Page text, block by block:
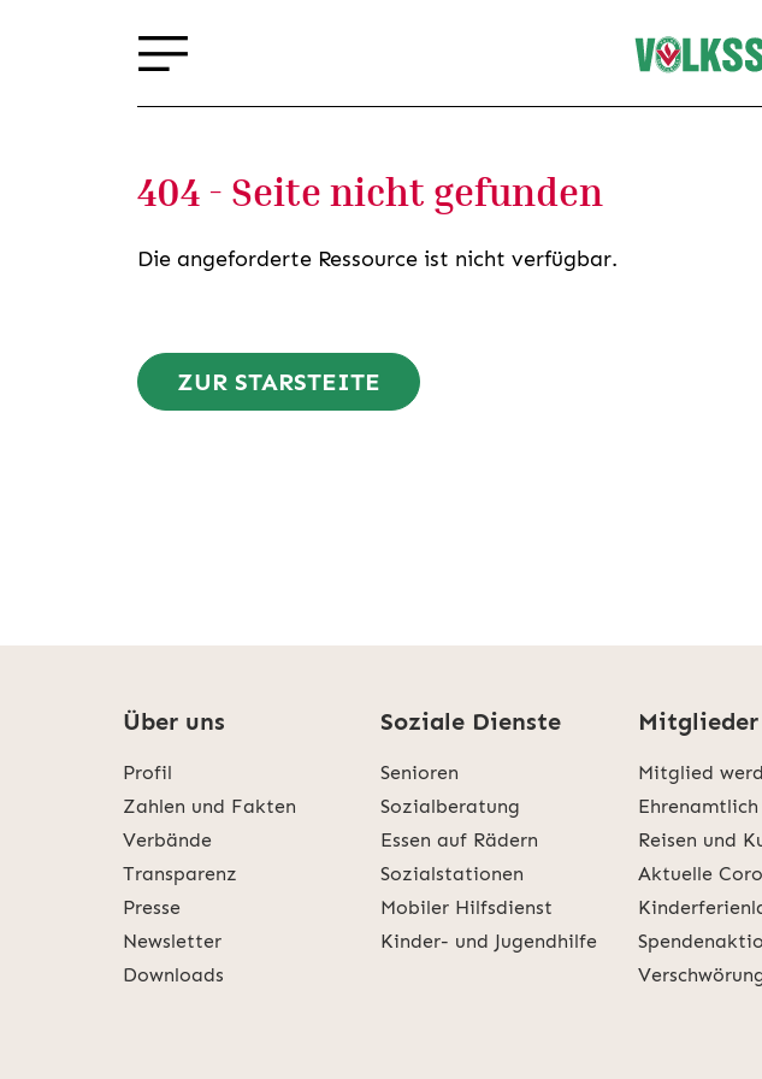
404 - Seite nicht gefunden
Die angeforderte Ressource ist nicht verfügbar.
ZUR STARSTEITE
Über uns
Profil
Zahlen und Fakten
Verbände
Transparenz
Presse
Newsletter
Downloads
Soziale Dienste
Senioren
Sozialberatung
Essen auf Rädern
Sozialstationen
Mobiler Hilfsdienst
Kinder- und Jugendhilfe
Mitglieder
Mitglied
Reisen und
Aktuelle